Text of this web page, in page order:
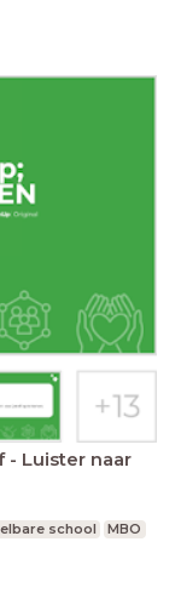
- Luister naar
school
MBO